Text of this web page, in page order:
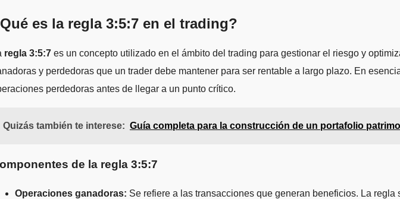
es la regla 3:5:7 en el trading?
regla 3:5:7 es un concepto utilizado en el ámbito del trading para gestionar el riesgo y
y perdedoras que un trader debe mantener para ser rentable a largo plazo. En
perdedoras antes de llegar a un punto crítico.
Quizás también te interese: Guía completa para la construcción de un portafolio
de la regla 3:5:7
Operaciones ganadoras: Se refiere a las transacciones que generan beneficios. La